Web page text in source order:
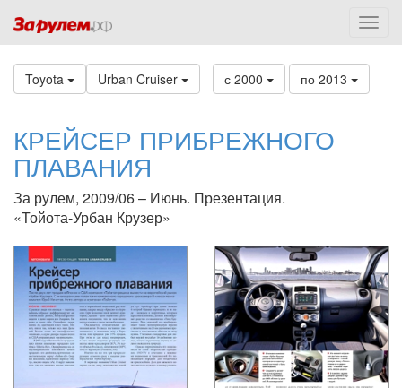
Toyota Urban Cruiser с 2000 по 2013
КРЕЙСЕР ПРИБРЕЖНОГО
ПЛАВАНИЯ
За рулем, 2009/06 – Июнь. Презентация.
«Тойота-Урбан Крузер»